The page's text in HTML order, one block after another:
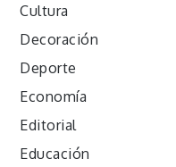
Cultura
Decoración
Deporte
Economía
Editorial
Educación